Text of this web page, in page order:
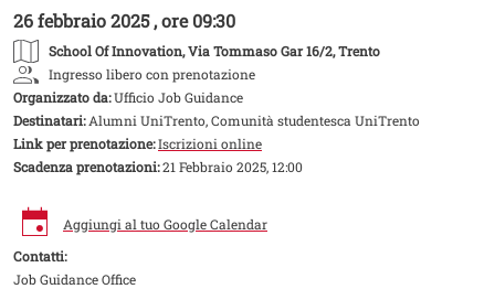
26 febbraio 2025 , ore 09:30
School Of Innovation, Via Tommaso Gar 16/2, Trento
Ingresso libero con prenotazione
Organizzato da:Ufficio Job Guidance
Destinatari:Alumni UniTrento, Comunità studentesca UniTrento
Link per prenotazione:Iscrizioni online
Scadenza prenotazioni:21 Febbraio 2025, 12:00
Aggiungi al tuo Google Calendar
Contatti:
Job Guidance Office